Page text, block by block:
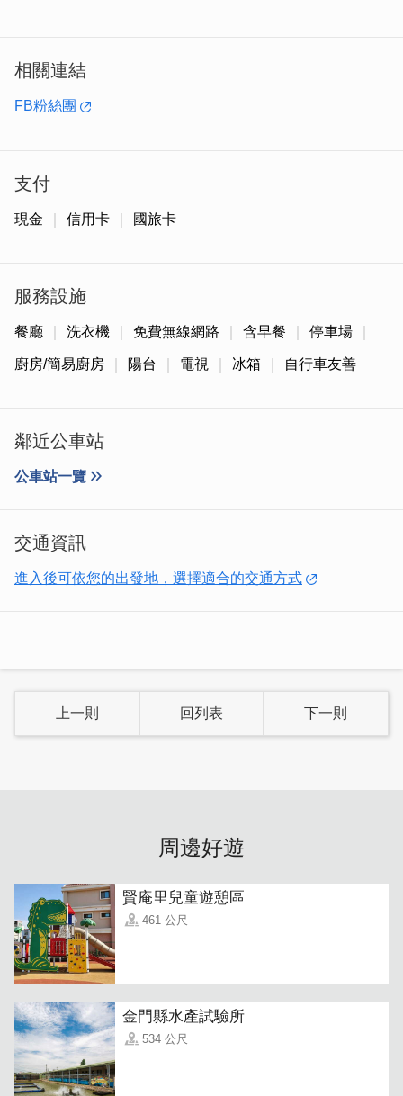
金城鎮，是你抵金旅遊的好選擇！
「日式客房」
適環境。
「家庭房」
全白夢幻家具與純淨的白色系寢具相得益彰，營造出一種極
致的寧靜氛圍。每一個細節都體現了民宿主人對生活品質的
追求，讓人彷彿置身於一幅寧靜而優雅的畫中。
相關連結
FB粉絲團
支付
現金 信用卡 國旅卡
服務設施
餐廳 洗衣機 免費無線網路 含早餐 停車場
廚房/簡易廚房 陽台 電視 冰箱 自行車友善
鄰近公車站
公車站一覽
交通資訊
進入後可依您的出發地，選擇適合的交通方式
上一則 回列表 下一則
周邊好遊
賢庵里兒童遊憩區
461 公尺
金門縣水產試驗所
534 公尺